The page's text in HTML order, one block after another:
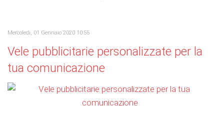
Mercoledì, 01 Gennaio 2020 10:55
Vele pubblicitarie personalizzate per la
tua comunicazione